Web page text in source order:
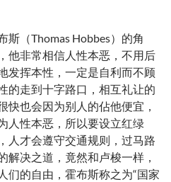
斯（Thomas Hobbes）的角
他非常相信人性本恶，不用后
发挥本性，一定是自利而不顾
的走到十字路口，相互礼让的
快也会因为别人的佔他便宜，
人性本恶，所以要设立红绿
人才会遵守交通规则，过马路
解决之道，竟然和卢梭一样，
们的自由，霍布斯称之为“国家